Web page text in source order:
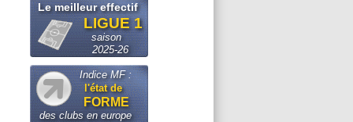
Le meilleur effectif
LIGUE 1
saison
2025-26
Indice MF :
l'état de
FORME
des clubs en europe